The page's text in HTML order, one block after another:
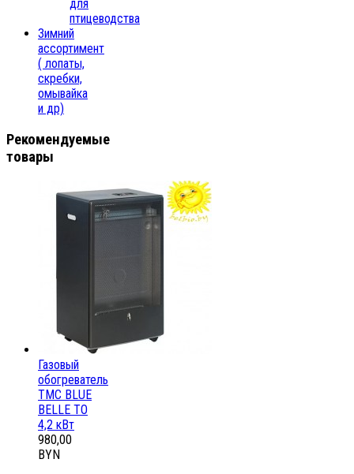
для
птицеводства
Зимний
ассортимент
( лопаты,
скребки,
омывайка
и др)
Рекомендуемые
товары
Газовый
обогреватель
ТМС BLUE
BELLE ТО
4,2 кВт
980,00
BYN